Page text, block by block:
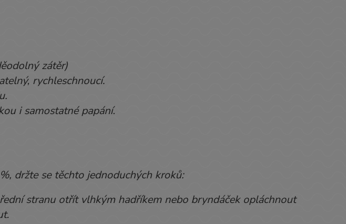
zátěr)
rychleschnoucí.
i samostatné papání.
držte se těchto jednoduchých kroků:
stranu otřít vlhkým hadříkem nebo bryndáček opláchnout